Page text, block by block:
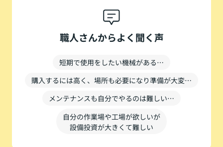
職人さんからよく聞く声
短期で使用をしたい機械がある…
購入するには高く、場所も必要になり準備が大変…
メンテナンスも自分でやるのは難しい…
自分の作業場や工場が欲しいが
設備投資が大きくて難しい